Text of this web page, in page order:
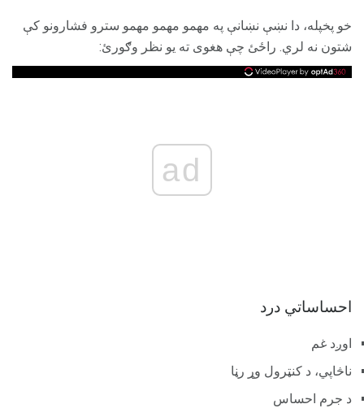
خو پخپله، دا نښې نښانې په مهمو مهمو مهمو سترو فشارونو کې
شتون نه لري. راځئ چې هغوی ته یو نظر وګورئ:
ad
احساساتي درد
اوږد غم
ناڅاپي، د کنټرول وړ رڼا
د جرم احساس